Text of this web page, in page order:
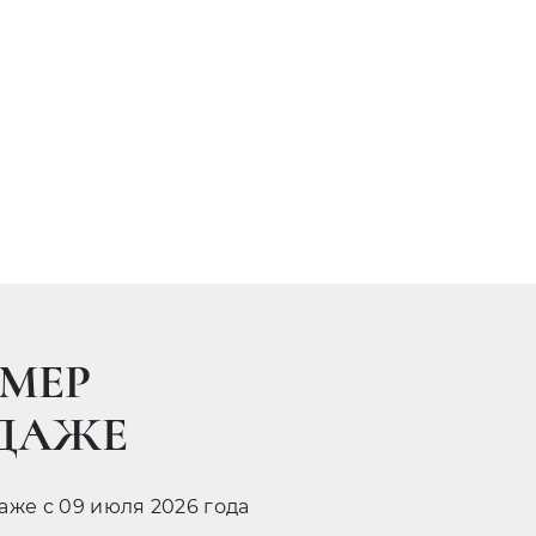
с 09 июля 2026 года